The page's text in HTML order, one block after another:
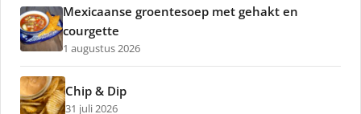
Mexicaanse groentesoep met gehakt en
courgette
1 augustus 2026
Chip & Dip
31 juli 2026